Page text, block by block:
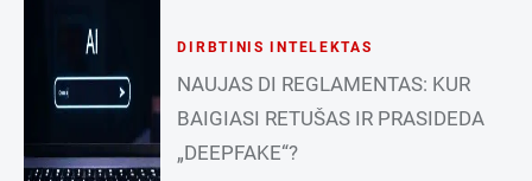
DIRBTINIS INTELEKTAS
NAUJAS DI REGLAMENTAS: KUR
BAIGIASI RETUŠAS IR PRASIDEDA
„DEEPFAKE“?